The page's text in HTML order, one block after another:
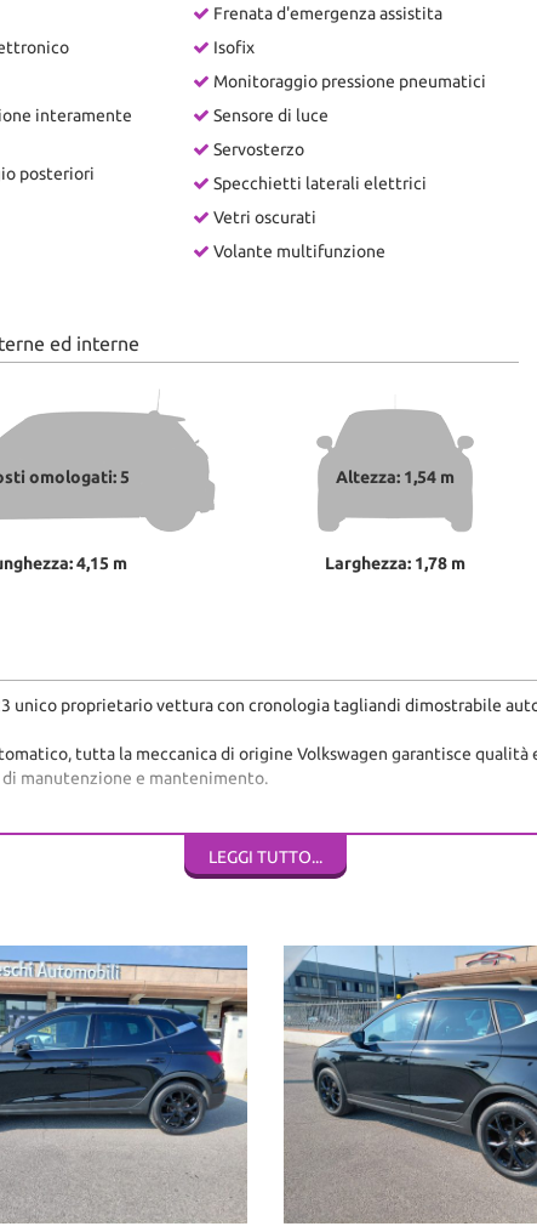
interamente
posteriori
Frenata d'emergenza assistita
Isofix
Monitoraggio pressione pneumatici
Sensore di luce
Servosterzo
Specchietti laterali elettrici
Vetri oscurati
Volante multifunzione
ed interne
omologati: 5
4,15 m
Altezza: 1,54 m
Larghezza: 1,78 m
unico proprietario vettura con cronologia tagliandi dimostrabile
tutta la meccanica di origine Volkswagen garantisce
manutenzione e mantenimento.
Superiore 82F siamo a 5 km dal casello autostrada A4 di Brescia
LEGGI TUTTO...